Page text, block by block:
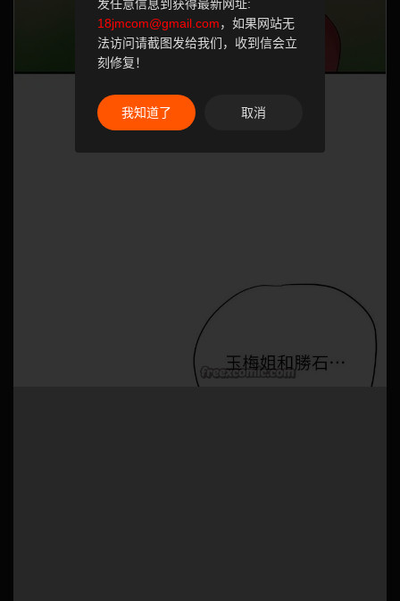
发任意信息到获得最新网址:
18jmcom@gmail.com，如果网站无
法访问请截图发给我们，收到信会立
刻修复！
我知道了 取消